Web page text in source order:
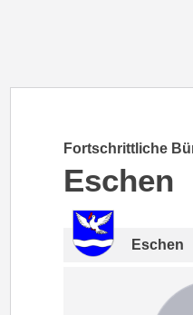
Fortschrittliche
Eschen
Eschen